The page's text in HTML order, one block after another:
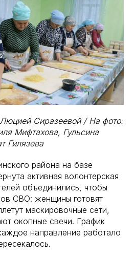
Сиразеевой / На фото:
Мифтахова, Гульсина
Гилязева
района на базе
активная волонтерская
объединились, чтобы
СВО: женщины готовят
маскировочные сети,
окопные свечи. График
направление работало